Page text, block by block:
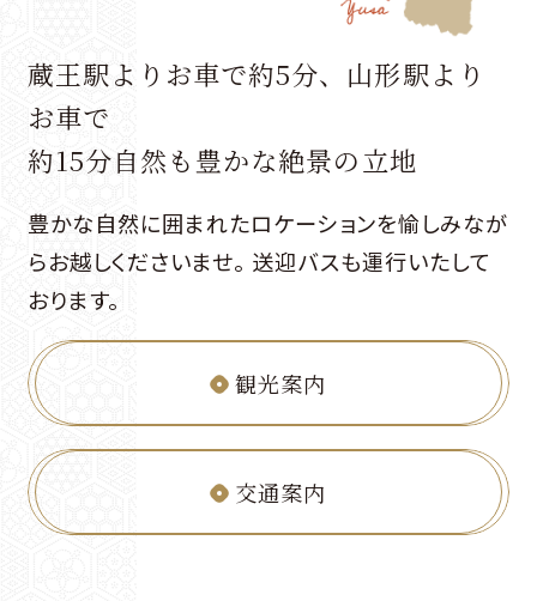
蔵王駅よりお車で約5分、山形駅より
お車で
約15分自然も豊かな絶景の立地
豊かな自然に囲まれたロケーションを愉しみなが
らお越しくださいませ。 送迎バスも運行いたして
おります。
観光案内
交通案内